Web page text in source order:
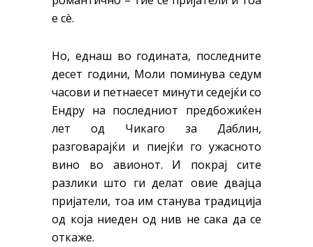
е сè.
Но, еднаш во годината, последните
десет години, Моли поминува седум
часови и петнаесет минути седејќи со
Ендру на последниот предбожиќен
лет од Чикаго за Даблин,
разговарајќи и пиејќи го ужасното
вино во авионот. И покрај сите
разлики што ги делат овие двајца
пријатели, тоа им станува традиција
од која ниеден од нив не сака да се
откаже.